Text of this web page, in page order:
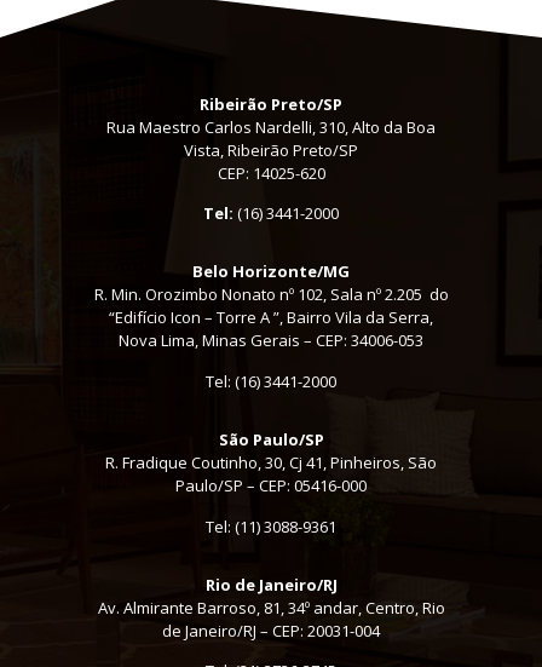
Ribeirão Preto/SP
Rua Maestro Carlos Nardelli, 310, Alto da Boa
Vista, Ribeirão Preto/SP
CEP: 14025-620
Tel: (16) 3441-2000
Belo Horizonte/MG
R. Min. Orozimbo Nonato nº 102, Sala nº 2.205 do
“Edifício Icon – Torre A ”, Bairro Vila da Serra,
Nova Lima, Minas Gerais – CEP: 34006-053
Tel: (16) 3441-2000
São Paulo/SP
R. Fradique Coutinho, 30, Cj 41, Pinheiros, São
Paulo/SP – CEP: 05416-000
Tel: (11) 3088-9361
Rio de Janeiro/RJ
Av. Almirante Barroso, 81, 34º andar, Centro, Rio
de Janeiro/RJ – CEP: 20031-004